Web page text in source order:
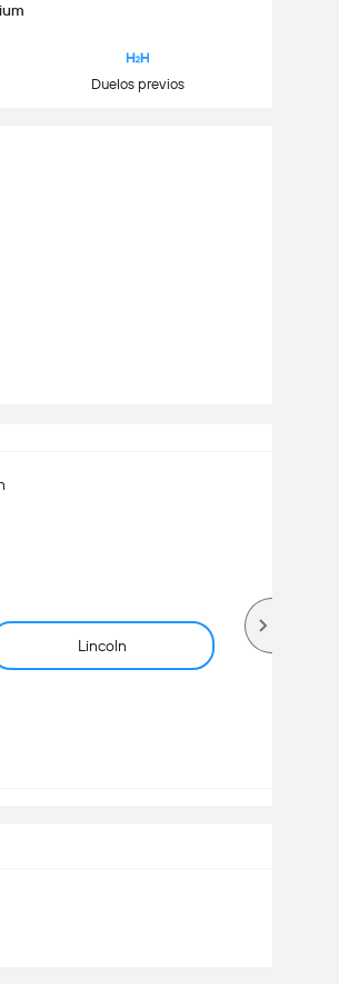
Duelos previos
Lincoln